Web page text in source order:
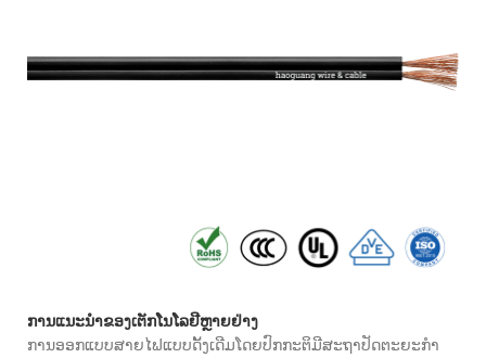
ການແນະນໍາຂອງເຕັກໂນໂລຢີຫຼາຍຢ່າງ
ການອອກແບບສາຍໄຟແບບດັ້ງເດີມໂດຍປົກກະຕິມີສະຖາປັດຕະຍະກໍາ